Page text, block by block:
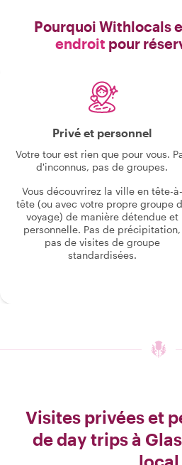
Pourquoi Withlocals
endroit pour
Privé et personnel
Votre tour est rien que pour vous.
d'inconnus, pas de groupes.
Vous découvrirez la ville en tête-à-
tête (ou avec votre propre groupe
voyage) de manière détendue et
personnelle. Pas de précipitation,
pas de visites de groupe
standardisées.
Visites privées et
de day trips à